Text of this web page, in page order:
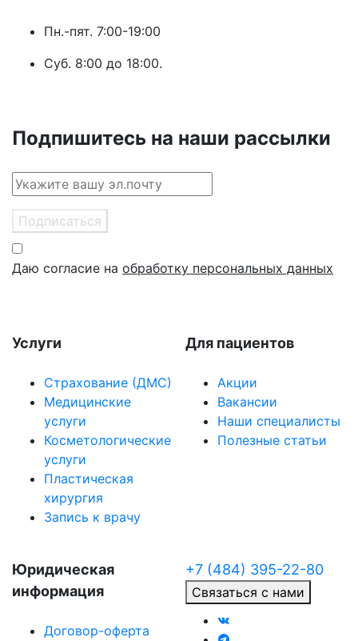
Пн.-пят. 7:00-19:00
Суб. 8:00 до 18:00.
Подпишитесь на наши рассылки
Подписаться
Даю согласие на обработку персональных данных
Услуги
Страхование (ДМС)
Медицинские
услуги
Косметологические
услуги
Пластическая
хирургия
Запись к врачу
Для пациентов
Акции
Вакансии
Наши специалисты
Полезные статьи
Юридическая
информация
Договор-оферта
+7 (484) 395-22-80
Связаться с нами